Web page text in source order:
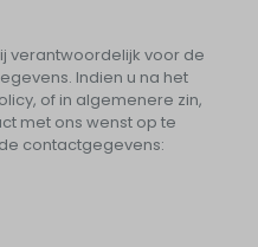
verantwoordelijk voor de
Indien u na het
of in algemenere zin,
met ons wenst op te
contactgegevens: